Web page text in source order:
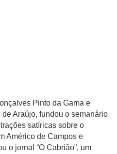
Pinto da Gama e
Araújo, fundou o semanário
satíricas sobre o
Américo de Campos e
o jornal “O Cabrião”, um